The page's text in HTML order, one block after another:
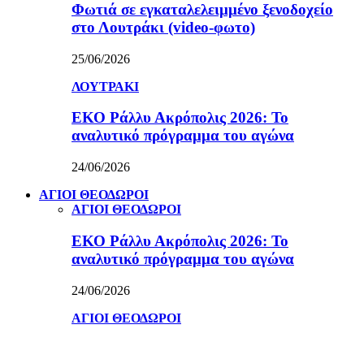
Φωτιά σε εγκαταλελειμμένο ξενοδοχείο
στο Λουτράκι (video-φωτο)
25/06/2026
ΛΟΥΤΡΑΚΙ
ΕΚΟ Ράλλυ Ακρόπολις 2026: Το
αναλυτικό πρόγραμμα του αγώνα
24/06/2026
ΑΓΙΟΙ ΘΕΟΔΩΡΟΙ
ΑΓΙΟΙ ΘΕΟΔΩΡΟΙ
ΕΚΟ Ράλλυ Ακρόπολις 2026: Το
αναλυτικό πρόγραμμα του αγώνα
24/06/2026
ΑΓΙΟΙ ΘΕΟΔΩΡΟΙ